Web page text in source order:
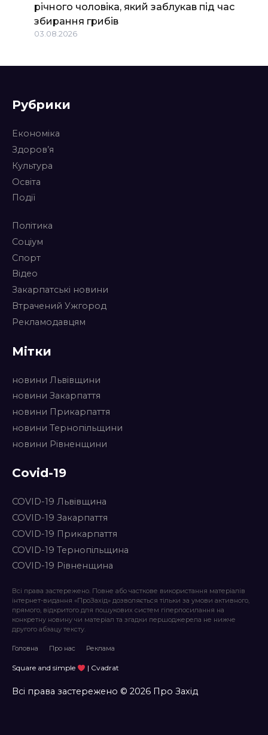
річного чоловіка, який заблукав під час
збирання грибів
03.08.2026
Рубрики
Економіка
Здоров’я
Культура
Освіта
Події
Політика
Соціум
Спорт
Відео
Закарпатські новини
Втрачений Ужгород
Рекламодавцям
Мітки
новини Львівщини
новини Закарпаття
новини Прикарпаття
новини Тернопільщини
новини Рівненщини
Covid-19
COVID-19 Львівщина
COVID-19 Закарпаття
COVID-19 Прикарпаття
COVID-19 Тернопільщина
COVID-19 Рівненщина
Всі права застережено. Повне або часткове використання матеріалів
інтернет-видання «ПроЗахід» дозволяється тільки за умови активного,
прямого, відкритого для пошукових систем гіперпосилання на
конкретну новину чи матеріал та згадки першоджерела не нижче
другого абзацу тексту.
Головна Про нас Реклама
Square and simple | Cvadrat
Всі права застережено © 2026 Про Захід